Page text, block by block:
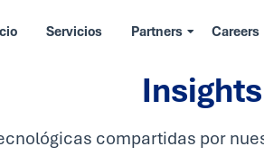
Servicios Partners Careers
Insights
compartidas por